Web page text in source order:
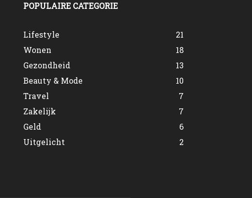
POPULAIRE CATEGORIE
Lifestyle
21
Wonen
18
Gezondheid
13
Beauty & Mode
10
Travel
7
Zakelijk
7
Geld
6
Uitgelicht
2